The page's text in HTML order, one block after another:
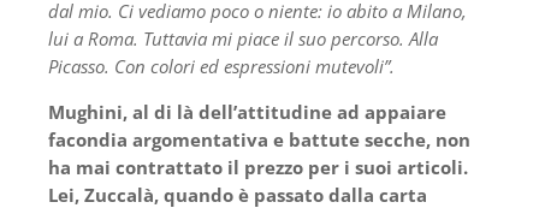
dal mio. Ci vediamo poco o niente: io abito a Milano,
lui a Roma. Tuttavia mi piace il suo percorso. Alla
Picasso. Con colori ed espressioni mutevoli”.
Mughini, al di là dell’attitudine ad appaiare
facondia argomentativa e battute secche, non
ha mai contrattato il prezzo per i suoi articoli.
Lei, Zuccalà, quando è passato dalla carta